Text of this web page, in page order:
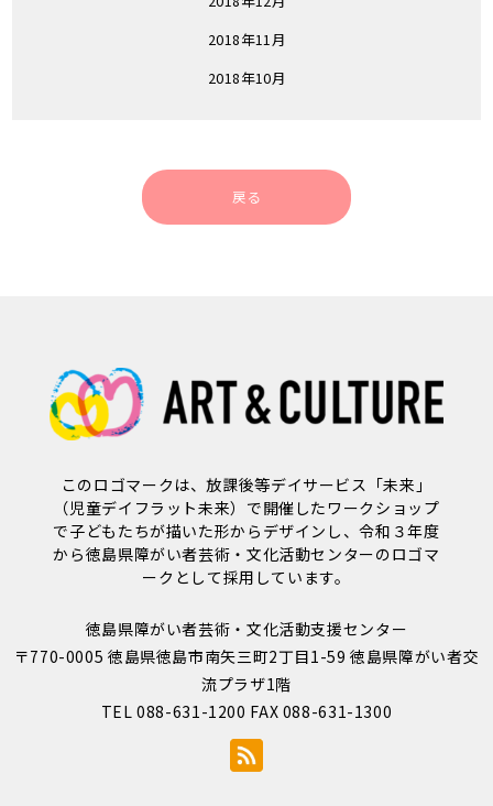
2018年11月
2018年10月
戻る
このロゴマークは、放課後等デイサービス「未来」
（児童デイフラット未来）で開催したワークショップ
で子どもたちが描いた形からデザインし、令和３年度
から徳島県障がい者芸術・文化活動センターのロゴマ
ークとして採用しています。
徳島県障がい者芸術・文化活動支援センター
〒770-0005 徳島県徳島市南矢三町2丁目1-59 徳島県障がい者交
流プラザ1階
TEL 088-631-1200 FAX 088-631-1300